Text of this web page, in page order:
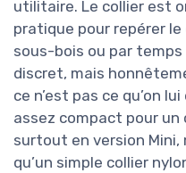
utilitaire. Le collier est
pratique pour repérer
sous-bois ou par temps
discret, mais
ce n’est pas ce qu’on
assez compact pour un
surtout en version
qu’un simple collier